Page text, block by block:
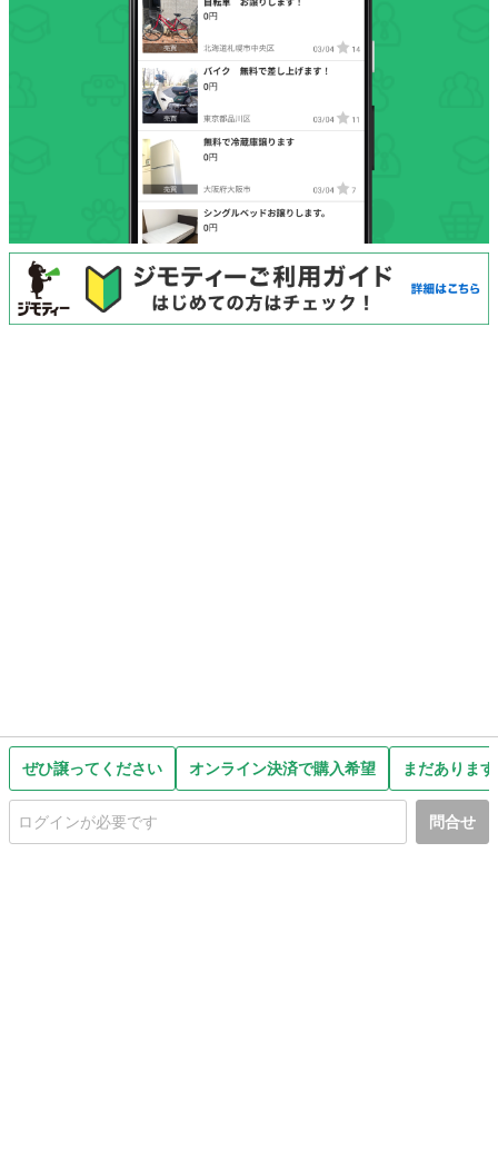
ぜひ譲ってください オンライン決済で購入希望 まだありま
問合せ